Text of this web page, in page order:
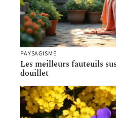
PAYSAGISME
Les meilleurs fauteuils
douillet